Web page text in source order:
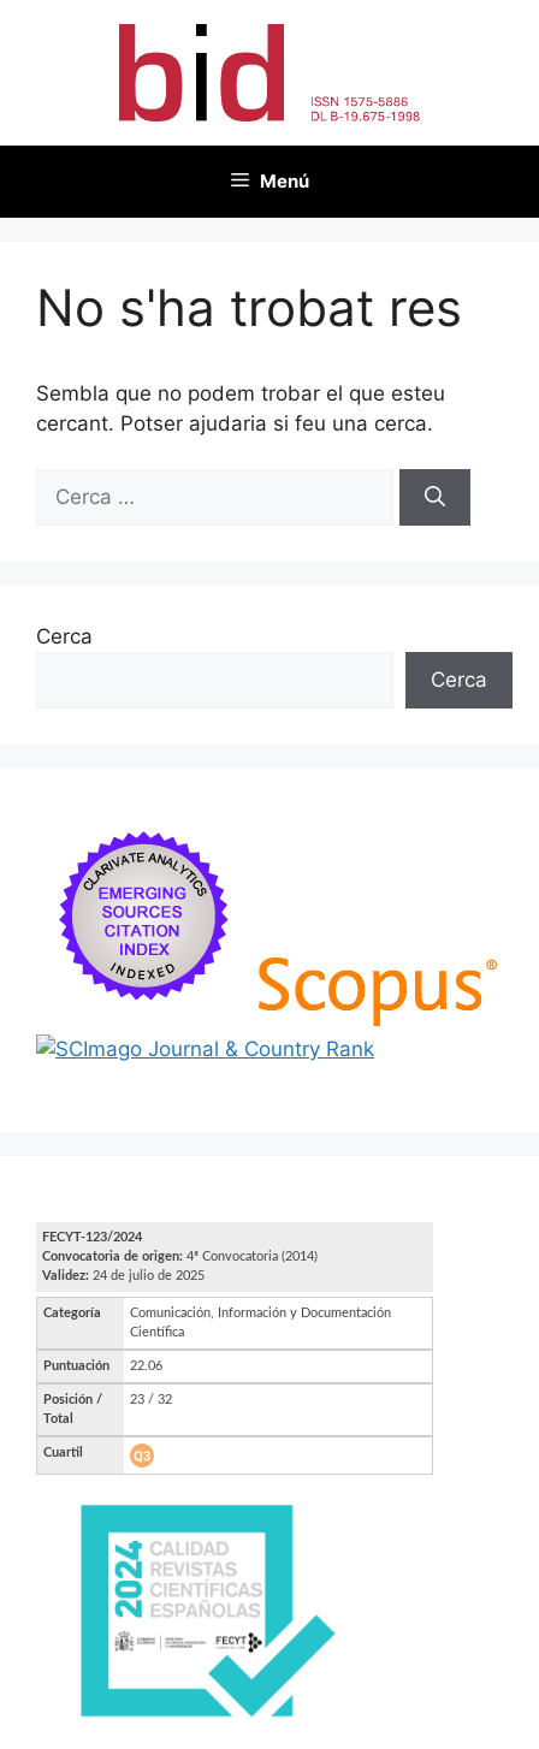
Menú
No s'ha trobat res
Sembla que no podem trobar el que esteu
cercant. Potser ajudaria si feu una cerca.
Cerca:
Cerca
Cerca